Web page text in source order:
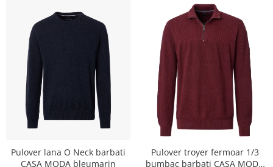
Pulover lana O Neck barbati
CASA MODA bleumarin
Pulover troyer fermoar 1/3
bumbac barbati CASA MODA